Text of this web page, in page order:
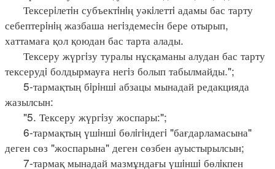
Тексерiлетiн субъектiнiң уәкiлеттi адамы бас тарту
себептерiнiң жазбаша негiздемесiн бере отырып,
хаттамаға қол қоюдан бас тарта алады.
Тексеру жүргiзу туралы нұсқаманы алудан бас тарту
тексерудi болдырмауға негiз болып табылмайды.";
5-тармақтың бiрiншi абзацы мынадай редакцияда
жазылсын:
"5. Тексеру жүргiзу жоспары:";
6-тармақтың үшiншi бөлiгiндегi "бағдарламасына"
деген сөз "жоспарына" деген сөзбен ауыстырылсын;
7-тармақ мынадай мазмұндағы үшiншi бөлiкпен